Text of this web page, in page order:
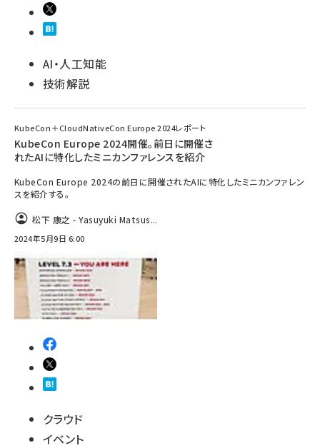
AI・人工知能
技術解説
KubeCon＋CloudNativeCon Europe 2024レポート
KubeCon Europe 2024開催。前日に開催さ
れたAIに特化したミニカンファレンスを紹介
KubeCon Europe 2024の前日に開催されたAIに特化したミニカンファレン
スを紹介する。
松下 康之 - Yasuyuki Matsus...
2024年5月9日 6:00
クラウド
イベント